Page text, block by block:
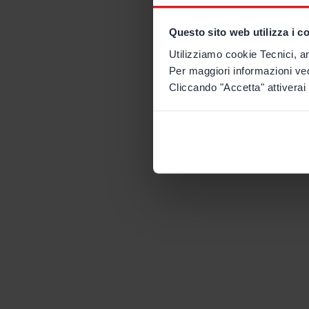
Questo sito web utilizza i
Utilizziamo cookie Tecnici,
Per maggiori informazioni
Cliccando "Accetta"